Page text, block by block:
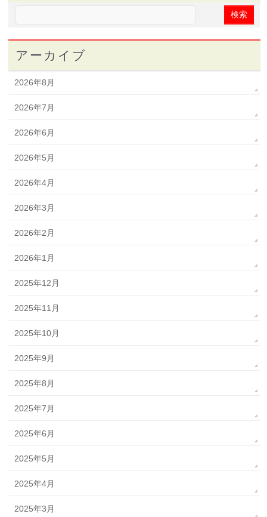
アーカイブ
2026年8月
2026年7月
2026年6月
2026年5月
2026年4月
2026年3月
2026年2月
2026年1月
2025年12月
2025年11月
2025年10月
2025年9月
2025年8月
2025年7月
2025年6月
2025年5月
2025年4月
2025年3月